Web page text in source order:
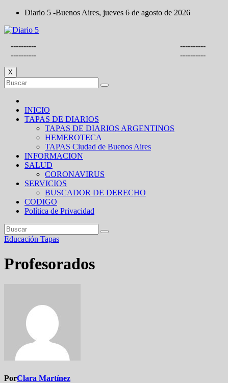
Saltar
contenido
Diario 5 -Buenos Aires, jueves 6 de agosto de 2026
----------
----------
----------
----------
X
INICIO
TAPAS DE DIARIOS
TAPAS DE DIARIOS ARGENTINOS
HEMEROTECA
TAPAS Ciudad de Buenos Aires
INFORMACION
SALUD
CORONAVIRUS
SERVICIOS
BUSCADOR DE DERECHO
CODIGO
Política de Privacidad
Educación Tapas
Profesorados
PorClara Martínez